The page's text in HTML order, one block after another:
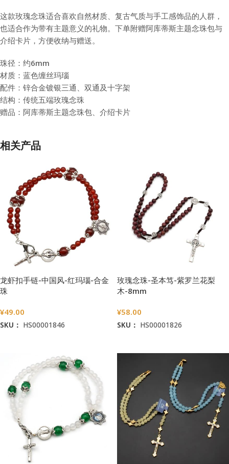
这款玫瑰念珠适合喜欢自然材质、复古气质与手工感饰品的人群，
也适合作为带有主题意义的礼物。下单附赠阿库蒂斯主题念珠包与
介绍卡片，方便收纳与赠送。
珠径：约6mm
材质：蓝色缠丝玛瑙
配件：锌合金镀银三通、双通及十字架
结构：传统五端玫瑰念珠
赠品：阿库蒂斯主题念珠包、介绍卡片
相关产品
龙虾扣手链-中国风-红玛瑙-合金
珠
¥49.00
SKU： HS00001846
玫瑰念珠-圣本笃-紫罗兰花梨
木-8mm
¥58.00
SKU： HS00001826